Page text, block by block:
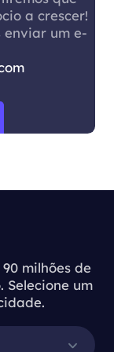
a crescer!
enviar um e-
milhões de
Selecione um